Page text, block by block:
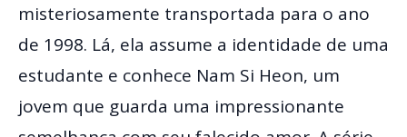
misteriosamente transportada para o ano
de 1998. Lá, ela assume a identidade de uma
estudante e conhece Nam Si Heon, um
jovem que guarda uma impressionante